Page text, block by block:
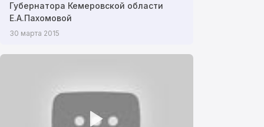
Губернатора Кемеровской области
Е.А.Пахомовой
30 марта 2015